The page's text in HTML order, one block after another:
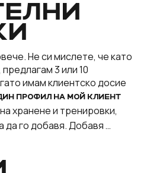
Не си мислете, че като
3 или 10
имам клиентско досие
ПРОФИЛ НА МОЙ КЛИЕНТ
хранене и тренировки,
да го добавя. Добавя …